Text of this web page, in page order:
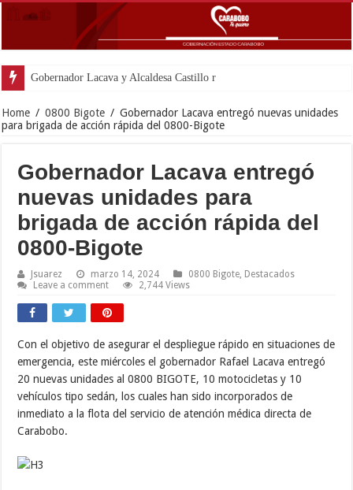
Gobernador Lacava y Alcaldesa Castillo reinauguraron CDI
Home / 0800 Bigote / Gobernador Lacava entregó nuevas unidades
para brigada de acción rápida del 0800-Bigote
Gobernador Lacava entregó
nuevas unidades para
brigada de acción rápida del
0800-Bigote
Jsuarez marzo 14, 2024 0800 Bigote Destacados
Leave a comment
2,744 Views
Con el objetivo de asegurar el despliegue rápido en situaciones de
emergencia, este miércoles el gobernador Rafael Lacava entregó
20 nuevas unidades al 0800 BIGOTE, 10 motocicletas y 10
vehículos tipo sedán, los cuales han sido incorporados de
inmediato a la flota del servicio de atención médica directa de
Carabobo.